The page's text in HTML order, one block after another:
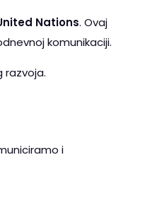
Nations. Ovaj
komunikaciji.
razvoja.
i